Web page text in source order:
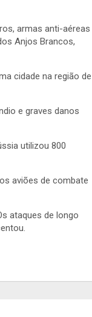
armas anti-aéreas
Anjos Brancos,
cidade na região de
e graves danos
utilizou 800
aviões de combate
ataques de longo